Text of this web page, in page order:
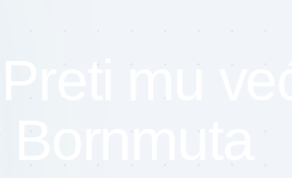
mu